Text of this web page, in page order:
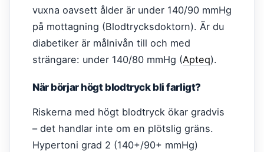
vuxna oavsett ålder är under 140/90 mmHg
på mottagning (Blodtrycksdoktorn). Är du
diabetiker är målnivån till och med
strängare: under 140/80 mmHg (Apteq).
När börjar högt blodtryck bli farligt?
Riskerna med högt blodtryck ökar gradvis
– det handlar inte om en plötslig gräns.
Hypertoni grad 2 (140+/90+ mmHg)